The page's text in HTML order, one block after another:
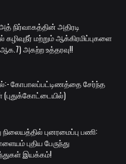
நிர்வாகத்தின் அதிரடி
மற்றும் ஆக்கிரமிப்புகளை
அகற்ற உத்தரவு!!
கோபாலப்பட்டிணத்தை சேர்ந்த
புனரமைப்பு பணி:
புதிய பேருந்து
இயக்கம்!